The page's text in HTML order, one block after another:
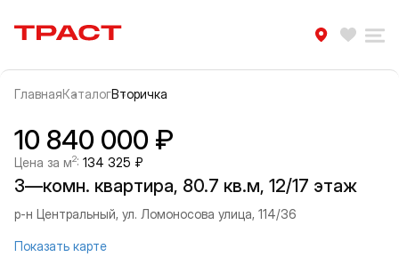
Траст | Служба недвижимости
ГлавнаяКаталогВторичка
Информация об объекте
Галерея
10 840 000 ₽
Цена за м2: 134 325 ₽
3—комн. квартира, 80.7 кв.м, 12/17 этаж
р-н Центральный, ул. Ломоносова улица, 114/36
Показать карте